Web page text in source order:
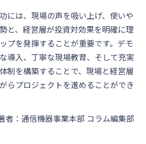
には、現場の声を吸い上げ、使いや
と、経営層が投資対効果を明確に理
プを発揮することが重要です。デモ
導入、丁寧な現場教育、そして充実
制を構築することで、現場と経営層
らプロジェクトを進めることができ
者：通信機器事業本部 コラム編集部